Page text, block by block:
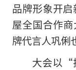
品牌形象开
屋全国合作
牌代言人巩俐
大会以“